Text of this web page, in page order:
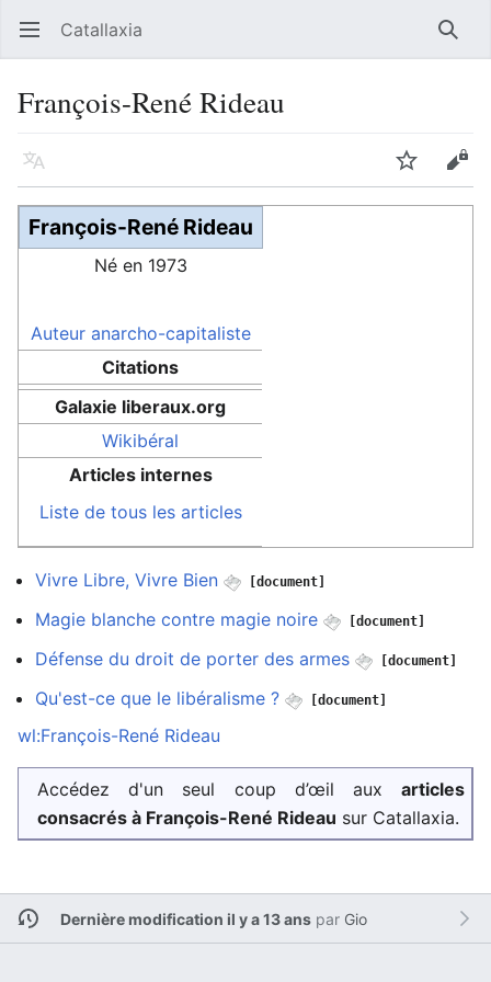
Ouvrir le menu principal Catallaxia
François-René Rideau
Langue Suivre
François-René Rideau
Né en 1973
Auteur anarcho-capitaliste
Citations
Galaxie liberaux.org
Wikibéral
Articles internes
Liste de tous les articles
Vivre Libre, Vivre Bien [document]
Magie blanche contre magie noire [document]
Défense du droit de porter des armes [document]
Qu'est-ce que le libéralisme ? [document]
wl:François-René Rideau
Accédez d'un seul coup d’œil aux articles
consacrés à François-René Rideau sur Catallaxia.
Dernière modification il y a 13 anspar Gio